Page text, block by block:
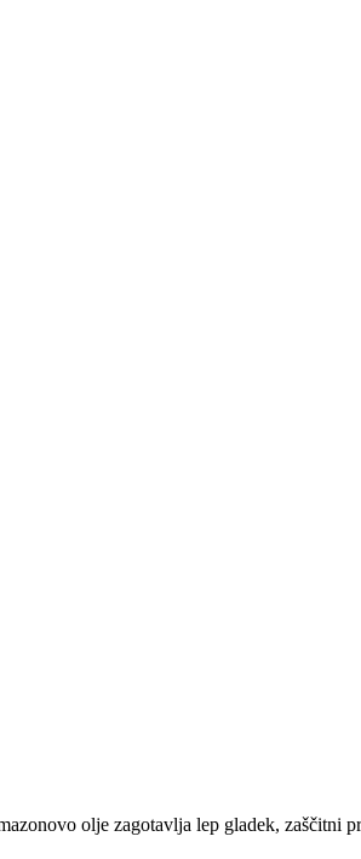
olje zagotavlja lep gladek, zaščitni